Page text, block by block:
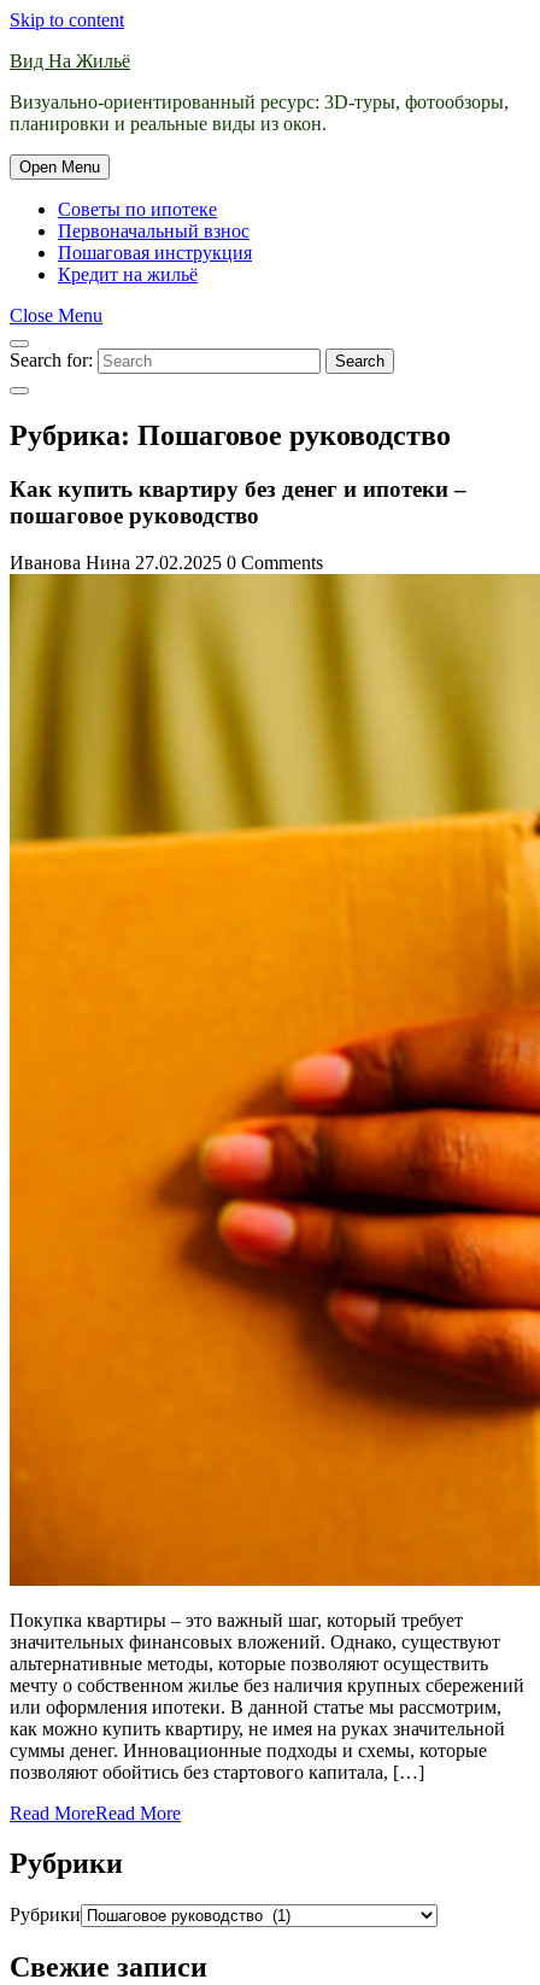
Skip to content
Вид На Жильё
Визуально-ориентированный ресурс: 3D-туры, фотообзоры,
планировки и реальные виды из окон.
Open Menu
Советы по ипотеке
Первоначальный взнос
Пошаговая инструкция
Кредит на жильё
Close Menu
Search for: Search
Рубрика: Пошаговое руководство
Как купить квартиру без денег и ипотеки –
пошаговое руководство
Иванова Нина 27.02.2025 0 Comments
Покупка квартиры – это важный шаг, который требует
значительных финансовых вложений. Однако, существуют
альтернативные методы, которые позволяют осуществить
мечту о собственном жилье без наличия крупных сбережений
или оформления ипотеки. В данной статье мы рассмотрим,
как можно купить квартиру, не имея на руках значительной
суммы денег. Инновационные подходы и схемы, которые
позволяют обойтись без стартового капитала, […]
Read MoreRead More
Рубрики
Рубрики
Свежие записи